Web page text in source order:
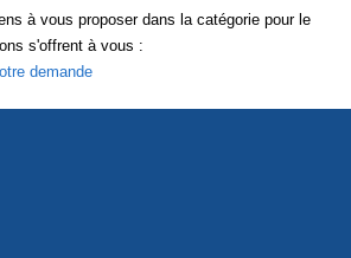
à vous proposer dans la catégorie pour le
s'offrent à vous :
demande